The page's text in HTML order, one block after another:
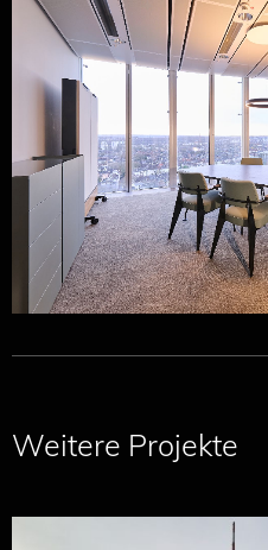
Weitere Projekte